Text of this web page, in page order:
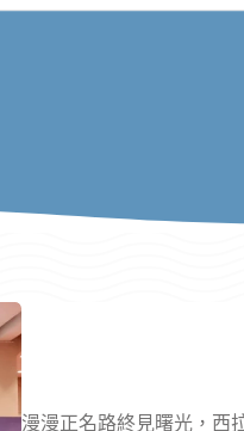
漫漫正名路終見曙光，西